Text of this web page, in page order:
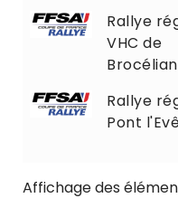
Rallye
VHC de
Rallye
Pont
Affichage des